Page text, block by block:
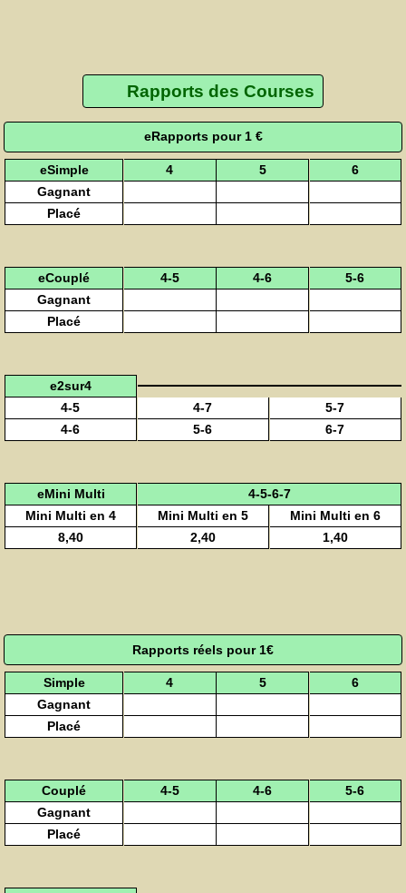
Rapports des Courses
eRapports pour 1 €
eSimple 4 5
6
Gagnant
Placé
eCouplé 4-5 4-6
5-6
Gagnant
Placé
e2sur4
4-5
4-7
5-7
4-6
5-6 6-7
eMini Multi
4-5-6-7
Mini Multi en 4
Mini Multi en 5
Mini Multi en 6
8,40
2,40 1,40
Rapports réels pour 1€
Simple 4 5
6
Gagnant
Placé
Couplé 4-5 4-6
5-6
Gagnant
Placé